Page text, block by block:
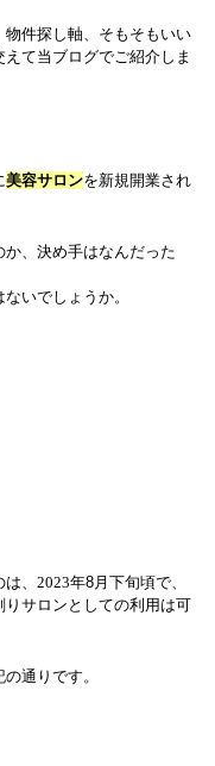
件探し軸、そもそもいい
て当ブログでご紹介しま
美容サロンを新規開業され
か、決め手はなんだった
いでしょうか。
、 2023年8月下旬頃で、
サロンとしての利用は可
通りです。